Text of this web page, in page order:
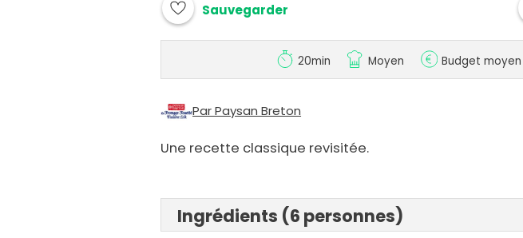
Sauvegarder
20min Moyen Budget moyen
Par Paysan Breton
Une recette classique revisitée.
Ingrédients (6 personnes)